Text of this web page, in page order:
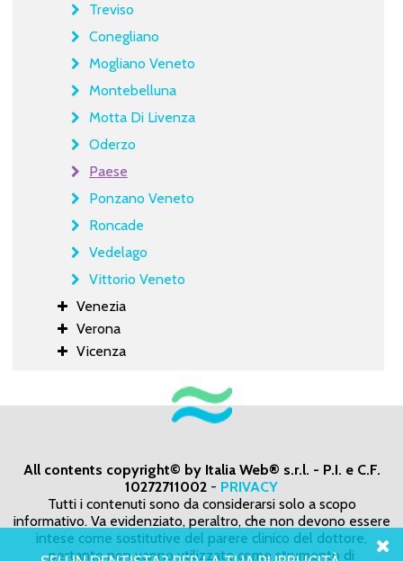
Treviso
Conegliano
Mogliano Veneto
Montebelluna
Motta Di Livenza
Oderzo
Paese
Ponzano Veneto
Roncade
Vedelago
Vittorio Veneto
Venezia
Verona
Vicenza
All contents copyright© by Italia Web® s.r.l. - P.I. e C.F.
10272711002 - PRIVACY
Tutti i contenuti sono da considerarsi solo a scopo
informativo. Va evidenziato, peraltro, che non devono essere
intese come sostitutive del parere clinico del dottore,
pertanto non vanno utilizzate come strumento di